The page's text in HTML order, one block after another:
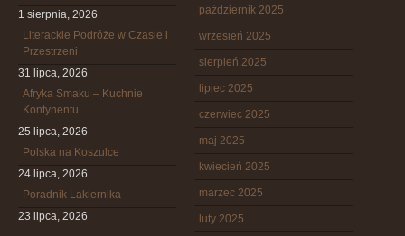
1 sierpnia, 2026
Literackie Podróże w Czasie i
Przestrzeni
31 lipca, 2026
Afryka Smaku – Kuchnie
Kontynentu
25 lipca, 2026
Polska na Koszulce
24 lipca, 2026
Poradnik Lakiernika
23 lipca, 2026
październik 2025
wrzesień 2025
sierpień 2025
lipiec 2025
czerwiec 2025
maj 2025
kwiecień 2025
marzec 2025
luty 2025